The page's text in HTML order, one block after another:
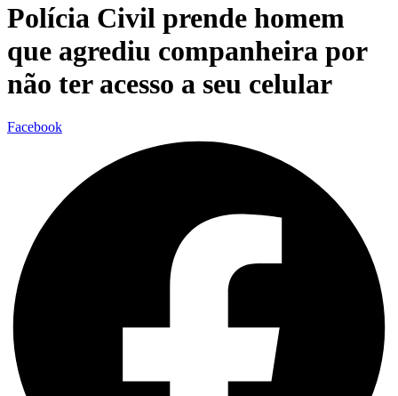
Polícia Civil prende homem
que agrediu companheira por
não ter acesso a seu celular
Facebook